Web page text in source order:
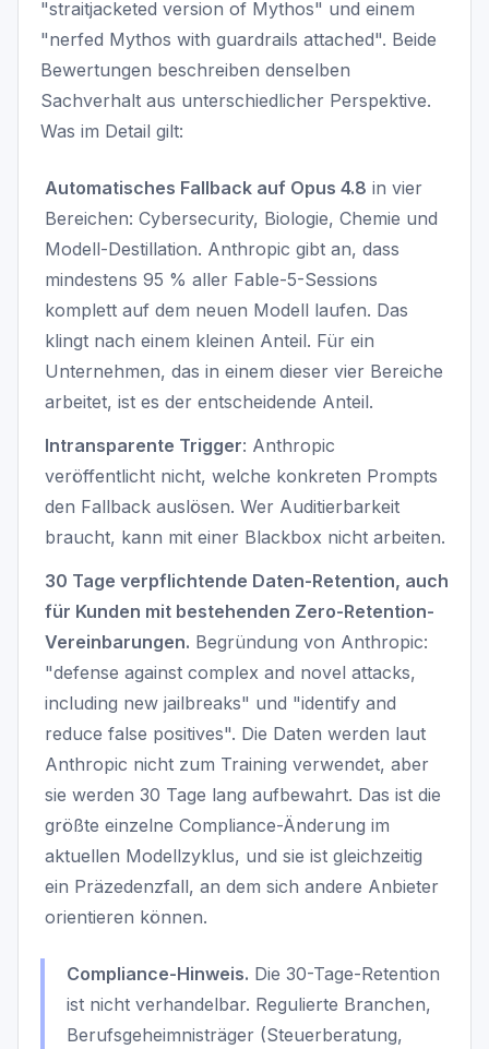
"straitjacketed version of Mythos" und einem
"nerfed Mythos with guardrails attached". Beide
Bewertungen beschreiben denselben
Sachverhalt aus unterschiedlicher Perspektive.
Was im Detail gilt:
Automatisches Fallback auf Opus 4.8 in vier
Bereichen: Cybersecurity, Biologie, Chemie und
Modell-Destillation. Anthropic gibt an, dass
mindestens 95 % aller Fable-5-Sessions
komplett auf dem neuen Modell laufen. Das
klingt nach einem kleinen Anteil. Für ein
Unternehmen, das in einem dieser vier Bereiche
arbeitet, ist es der entscheidende Anteil.
Intransparente Trigger: Anthropic
veröffentlicht nicht, welche konkreten Prompts
den Fallback auslösen. Wer Auditierbarkeit
braucht, kann mit einer Blackbox nicht arbeiten.
30 Tage verpflichtende Daten-Retention, auch
für Kunden mit bestehenden Zero-Retention-
Vereinbarungen. Begründung von Anthropic:
"defense against complex and novel attacks,
including new jailbreaks" und "identify and
reduce false positives". Die Daten werden laut
Anthropic nicht zum Training verwendet, aber
sie werden 30 Tage lang aufbewahrt. Das ist die
größte einzelne Compliance-Änderung im
aktuellen Modellzyklus, und sie ist gleichzeitig
ein Präzedenzfall, an dem sich andere Anbieter
orientieren können.
Compliance-Hinweis. Die 30-Tage-Retention
ist nicht verhandelbar. Regulierte Branchen,
Berufsgeheimnisträger (Steuerberatung,